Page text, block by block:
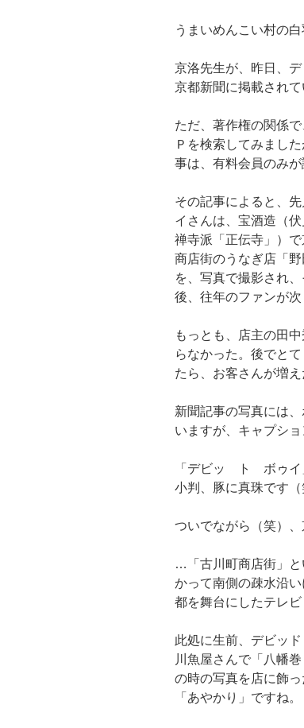
うまいめんこい村の白
京洛先生が、昨日、
京都新聞に掲載され
ただ、著作権の関係
Ｐを検索してみまし
事は、有料会員のみ
その記事によると、
イさんは、宝酒造（
禅寺派「正伝寺」）
商店街のうなぎ店「
を、写真で撮影され
後、往年のファンが
もっとも、店主の田
らなかった。後でと
たら、お客さんが増
新聞記事の写真には
いますが、キャプショ
「デビッ ト ボゥイ
小判、豚に真珠です（
ついでながら（笑）
…「古川町商店街」と
かって南側の疎水沿
都を舞台にしたテレ
此処に生前、デビッ
川魚屋さんで「八幡
の時の写真を店に飾
「あやかり」ですね。